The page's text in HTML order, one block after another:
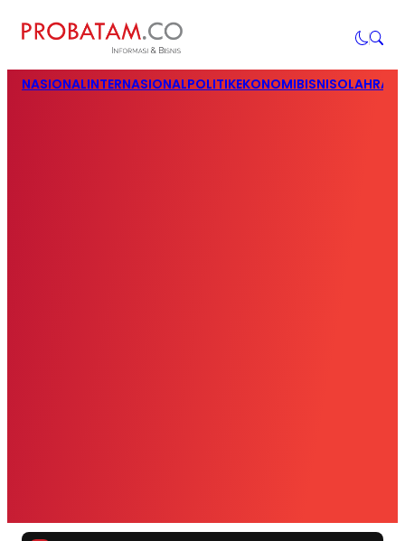
NASIONALINTERNASIONALPOLITIKEKONOMIBISNIS